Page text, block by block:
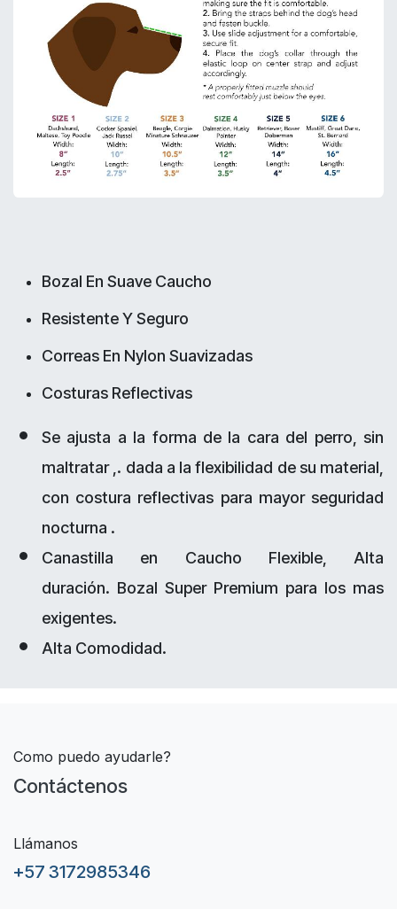
Bozal En Suave Caucho
Resistente Y Seguro
Correas En Nylon Suavizadas
Costuras Reflectivas
Se ajusta a la forma de la cara del perro, sin
maltratar ,. dada a la flexibilidad de su material,
con costura reflectivas para mayor seguridad
nocturna .
Canastilla en Caucho Flexible, Alta
duración. Bozal Super Premium para los mas
exigentes.
Alta Comodidad.
Como puedo ayudarle?
Contáctenos
Llámanos
+57 3172985346